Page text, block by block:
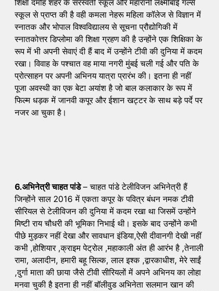
शिक्षा दमोह शहर के सरस्वती स्कूल और महारानी लक्ष्मीबाई गर्ल्स
स्कूल से प्राप्त की है वही कमला नेहरू महिला कॉलेज से विज्ञान में
स्नातक और भोपाल विश्वविद्यालय से सूचना प्रौद्योगिकी में
स्नातकोत्तर डिप्लोमा की शिक्षा ग्रहण की है उन्होंने एक शिक्षिका के
रूप में भी अपनी सेवाएं दी हैं बाद में उन्होंने टीवी की दुनिया में कदम
रखा। विवाह के पश्चात वह माया नगरी मुंबई चली गई और पति के
प्रोत्साहन पर अपनी अभिनय यात्रा प्रारंभ की। इतना ही नहीं
पूजा अवस्थी का एक बेटा अयांश है जो बाल कलाकार के रूप में
फिल्म धड़क में जानवी कपूर और ईशान खट्टर के साथ बड़े पर्दे पर
नजर आ चुका है।
6.अभिनेत्री चाहत पांडे– चाहत पांडे टेलीविजन अभिनेत्री हैं
जिन्होंने साल 2016 में एकता कपूर के पवित्र बंधन नमक टीवी
सीरियल से टेलीविजन की दुनिया में कदम रखा था जिसमें उन्होंने
मिष्टी राय चौधरी की भूमिका निभाई थी। इसके बाद उन्होंने कभी
पीछे मुड़कर नहीं देखा और सावधान इंडिया,ऐसी दीवानगी देखी नहीं
कभी ,होशियार ,क्राइम पेट्रोल ,महाकाली अंत ही आरंभ है ,तेनाली
रामा, अलादीन, हमारी बहू सिल्क, लाल इश्क ,द्वारकाधीश, मेरे साईं
,दुर्गा माता की छाया जैसे टीवी सीरियलों में अपने अभिनय का लोहा
मनवा चुकी है इतना ही नहीं बॉलीवुड अभिनेता सलमान खान की